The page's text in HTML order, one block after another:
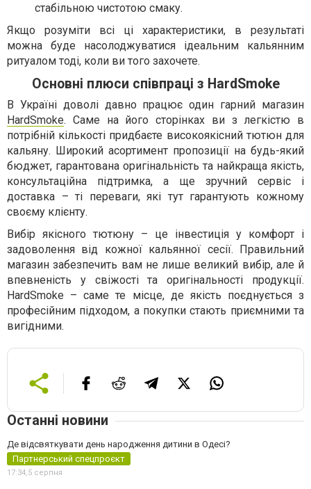
стабільною чистотою смаку.
Якщо розуміти всі ці характеристики, в результаті
можна буде насолоджуватися ідеальним кальянним
ритуалом тоді, коли ви того захочете.
Основні плюси співпраці з HardSmoke
В Україні доволі давно працює один гарний магазин
HardSmoke. Саме на його сторінках ви з легкістю в
потрібній кількості придбаєте високоякісний тютюн для
кальяну. Широкий асортимент пропозиції на будь-який
бюджет, гарантована оригінальність та найкраща якість,
консультаційна підтримка, а ще зручний сервіс і
доставка – ті переваги, які тут гарантують кожному
своєму клієнту.
Вибір якісного тютюну – це інвестиція у комфорт і
задоволення від кожної кальянної сесії. Правильний
магазин забезпечить вам не лише великий вибір, але й
впевненість у свіжості та оригінальності продукції.
HardSmoke – саме те місце, де якість поєднується з
професійним підходом, а покупки стають приємними та
вигідними.
Останні новини
Де відсвяткувати день народження дитини в Одесі?
Партнерський спецпроєкт
17:34,5 серпня